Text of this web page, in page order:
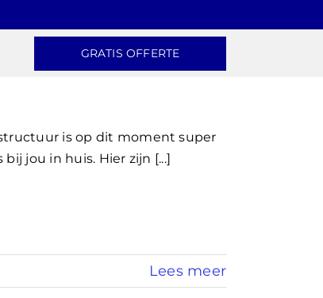
GRATIS OFFERTE
is op dit moment super
jou in huis. Hier zijn [...]
Lees meer